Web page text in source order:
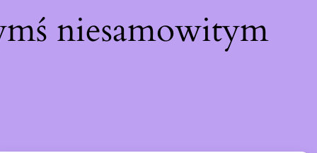
niesamowitym